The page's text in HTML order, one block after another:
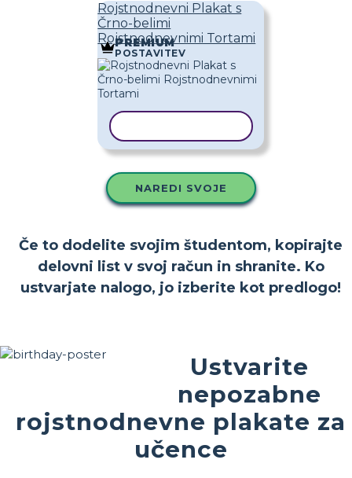
Rojstnodnevni Plakat s
Črno-belimi
Rojstnodnevnimi Tortami
PREMIUM
POSTAVITEV
NAREDI SVOJE
Če to dodelite svojim študentom, kopirajte
delovni list v svoj račun in shranite. Ko
ustvarjate nalogo, jo izberite kot predlogo!
Ustvarite
nepozabne
rojstnodnevne plakate za
učence